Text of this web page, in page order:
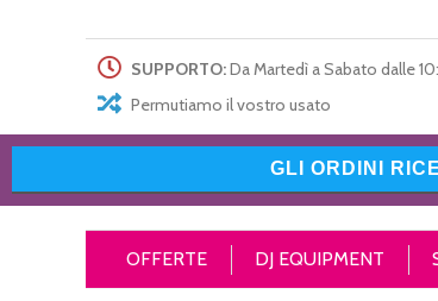
SUPPORTO:Da Martedì a Sabato dalle
Permutiamo il vostro usato
GLI ORDINI
OFFERTE DJ EQUIPMENT